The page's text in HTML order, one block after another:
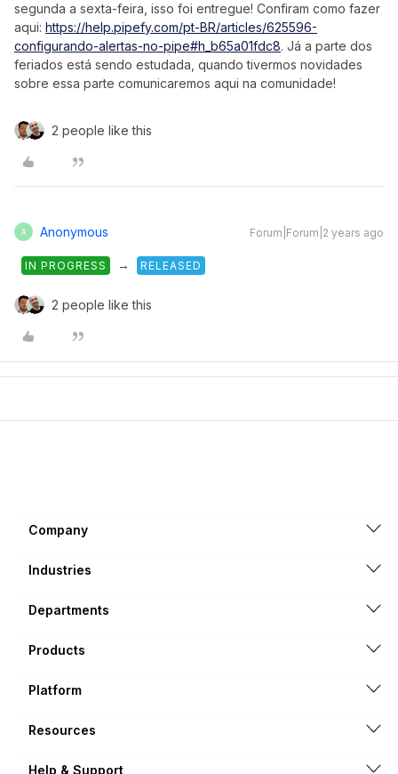
segunda a sexta-feira, isso foi entregue! Confiram como fazer
aqui: https://help.pipefy.com/pt-BR/articles/625596-
configurando-alertas-no-pipe#h_b65a01fdc8. Já a parte dos
feriados está sendo estudada, quando tivermos novidades
sobre essa parte comunicaremos aqui na comunidade!
2 people like this
A Anonymous Forum|Forum|2 years ago
IN PROGRESS → RELEASED
2 people like this
Company
Industries
Departments
Products
Platform
Resources
Help & Support